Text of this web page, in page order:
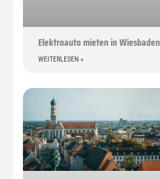
Elektroauto mieten in Wiesbaden
WEITERLESEN »